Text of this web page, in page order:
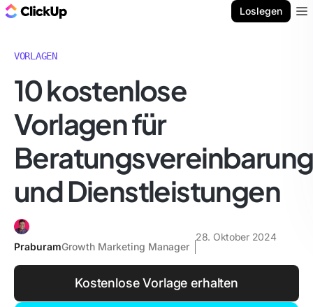
Loslegen
VORLAGEN
10 kostenlose
Vorlagen für
und Dienstleistungen
PraburamGrowth Marketing Manager
28. Oktober 2024
Kostenlose Vorlage erhalten